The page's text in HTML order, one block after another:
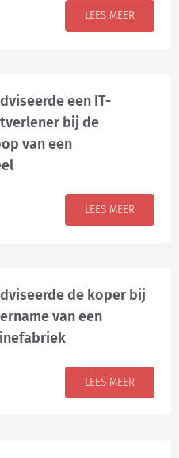
LEES MEER
een IT-
bij de
van een
LEES MEER
de koper bij
van een
LEES MEER